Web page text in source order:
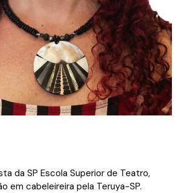
da SP Escola Superior de Teatro,
em cabeleireira pela Teruya-SP.